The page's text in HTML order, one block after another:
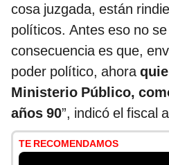
cosa juzgada, están
políticos. Antes eso no
consecuencia es que,
poder político, ahora
Ministerio Público,
años 90”, indicó el fiscal
TE RECOMENDAMOS